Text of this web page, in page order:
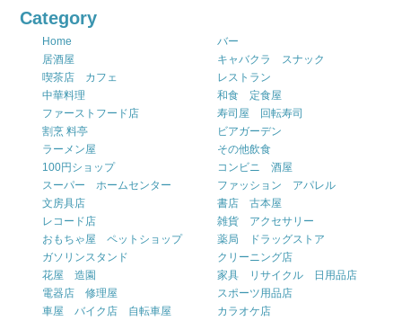
Category
Home
バー
居酒屋
キャバクラ スナック
喫茶店 カフェ
レストラン
中華料理
和食 定食屋
ファーストフード店
寿司屋 回転寿司
割烹 料亭
ビアガーデン
ラーメン屋
その他飲食
100円ショップ
コンビニ 酒屋
スーパー ホームセンター
ファッション アパレル
文房具店
書店 古本屋
レコード店
雑貨 アクセサリー
おもちゃ屋 ペットショップ
薬局 ドラッグストア
ガソリンスタンド
クリーニング店
花屋 造園
家具 リサイクル 日用品店
電器店 修理屋
スポーツ用品店
車屋 バイク店 自転車屋
カラオケ店